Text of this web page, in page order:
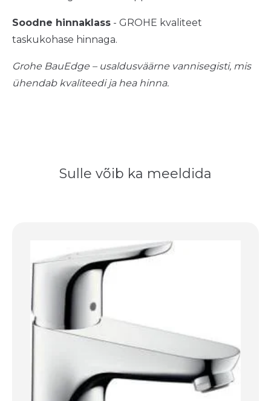
Soodne hinnaklass - GROHE kvaliteet
taskukohase hinnaga.
Grohe BauEdge – usaldusväärne vannisegisti, mis
ühendab kvaliteedi ja hea hinna.
Sulle võib ka meeldida